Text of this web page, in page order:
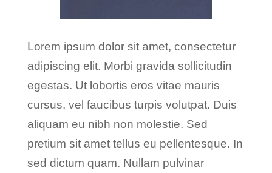
Lorem ipsum dolor sit amet, consectetur
adipiscing elit. Morbi gravida sollicitudin
egestas. Ut lobortis eros vitae mauris
cursus, vel faucibus turpis volutpat. Duis
aliquam eu nibh non molestie. Sed
pretium sit amet tellus eu pellentesque. In
sed dictum quam. Nullam pulvinar